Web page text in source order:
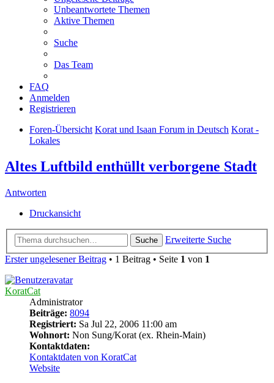
Unbeantwortete Themen
Aktive Themen
Suche
Das Team
FAQ
Anmelden
Registrieren
Foren-Übersicht Korat und Isaan Forum in Deutsch Korat -
Lokales
Altes Luftbild enthüllt verborgene Stadt
Antworten
Druckansicht
Suche
Erweiterte Suche
Erster ungelesener Beitrag • 1 Beitrag • Seite 1 von 1
KoratCat
Administrator
Beiträge: 8094
Registriert: Sa Jul 22, 2006 11:00 am
Wohnort: Non Sung/Korat (ex. Rhein-Main)
Kontaktdaten:
Kontaktdaten von KoratCat
Website